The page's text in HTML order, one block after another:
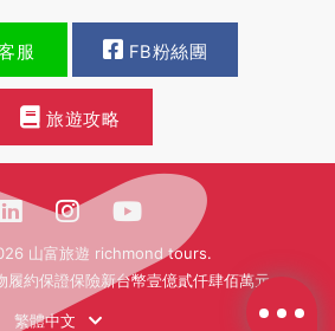
服 FB粉絲團
旅遊攻略
山富旅遊 richmond tours.
履約保證保險新台幣壹億貳仟肆佰萬元
繁體中文